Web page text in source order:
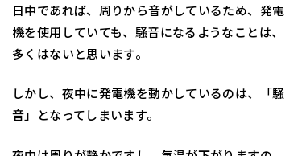
日中であれば、周りから音がしているため、発電
機を使用していても、騒音になるようなことは、
多くはないと思います。
しかし、夜中に発電機を動かしているのは、「騒
音」となってしまいます。